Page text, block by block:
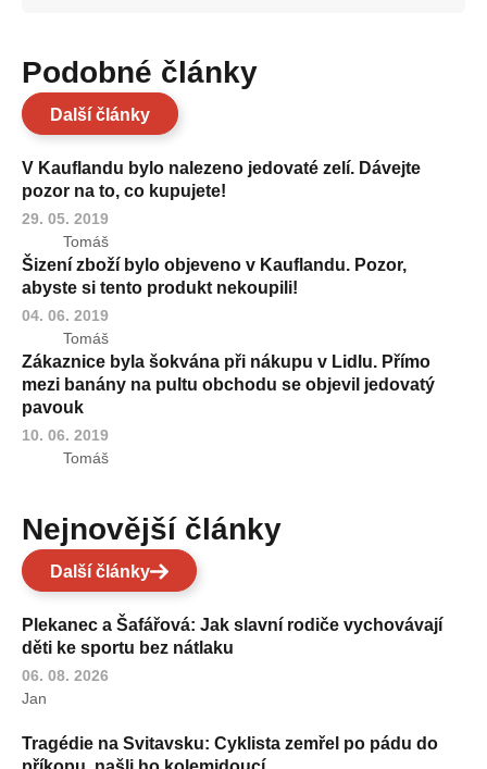
Podobné články
Další články
V Kauflandu bylo nalezeno jedovaté zelí. Dávejte
pozor na to, co kupujete!
29. 05. 2019
Tomáš
Šizení zboží bylo objeveno v Kauflandu. Pozor,
abyste si tento produkt nekoupili!
04. 06. 2019
Tomáš
Zákaznice byla šokvána při nákupu v Lidlu. Přímo
mezi banány na pultu obchodu se objevil jedovatý
pavouk
10. 06. 2019
Tomáš
Nejnovější články
Další články
Plekanec a Šafářová: Jak slavní rodiče vychovávají
děti ke sportu bez nátlaku
06. 08. 2026
Jan
Tragédie na Svitavsku: Cyklista zemřel po pádu do